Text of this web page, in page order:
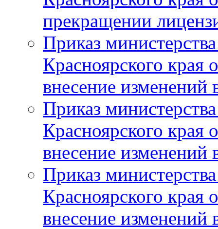
прекращении
Приказ
Красноярского
внесение изменений
Приказ
Красноярского
внесение изменений
Приказ
Красноярского
внесение изменений